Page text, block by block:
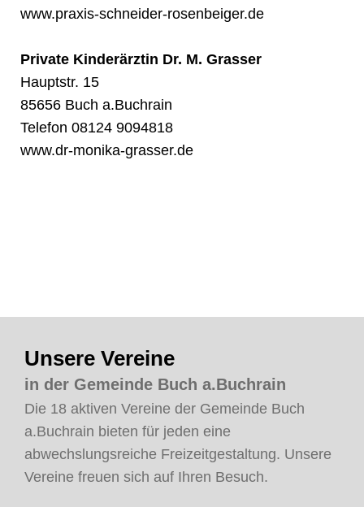
www.praxis-schneider-rosenbeiger.de
Private Kinderärztin Dr. M. Grasser
Hauptstr. 15
85656 Buch a.Buchrain
Telefon 08124 9094818
www.dr-monika-grasser.de
Unsere Vereine
in der Gemeinde Buch a.Buchrain
Die 18 aktiven Vereine der Gemeinde Buch
a.Buchrain bieten für jeden eine
abwechslungsreiche Freizeitgestaltung. Unsere
Vereine freuen sich auf Ihren Besuch.